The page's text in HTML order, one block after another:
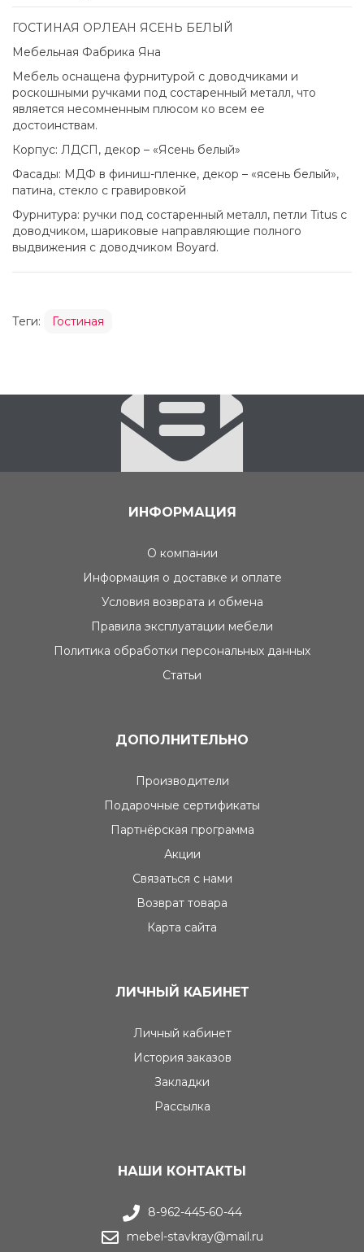
ГОСТИНАЯ ОРЛЕАН ЯСЕНЬ БЕЛЫЙ
Мебельная Фабрика Яна
Мебель оснащена фурнитурой с доводчиками и
роскошными ручками под состаренный металл, что
является несомненным плюсом ко всем ее
достоинствам.
Корпус: ЛДСП, декор – «Ясень белый»
Фасады: МДФ в финиш-пленке, декор – «ясень белый»,
патина, стекло с гравировкой
Фурнитура: ручки под состаренный металл, петли Titus с
доводчиком, шариковые направляющие полного
выдвижения с доводчиком Boyard.
Теги: Гостиная
ИНФОРМАЦИЯ
О компании
Информация о доставке и оплате
Условия возврата и обмена
Правила эксплуатации мебели
Политика обработки персональных данных
Статьи
ДОПОЛНИТЕЛЬНО
Производители
Подарочные сертификаты
Партнёрская программа
Акции
Связаться с нами
Возврат товара
Карта сайта
ЛИЧНЫЙ КАБИНЕТ
Личный кабинет
История заказов
Закладки
Рассылка
НАШИ КОНТАКТЫ
8-962-445-60-44
mebel-stavkray@mail.ru